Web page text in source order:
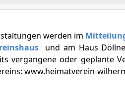
werden im
und am Haus
vergangene oder geplante
www.heimatverein-